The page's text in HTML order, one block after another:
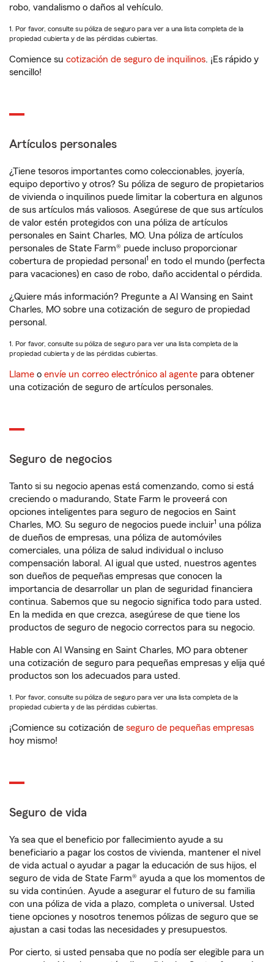
robo, vandalismo o daños al vehículo.
1. Por favor, consulte su póliza de seguro para ver a una lista completa de la
propiedad cubierta y de las pérdidas cubiertas.
Comience su cotización de seguro de inquilinos. ¡Es rápido y
sencillo!
Artículos personales
¿Tiene tesoros importantes como coleccionables, joyería,
equipo deportivo y otros? Su póliza de seguro de propietarios
de vivienda o inquilinos puede limitar la cobertura en algunos
de sus artículos más valiosos. Asegúrese de que sus artículos
de valor estén protegidos con una póliza de artículos
personales en Saint Charles, MO. Una póliza de artículos
personales de State Farm® puede incluso proporcionar
cobertura de propiedad personal 1 en todo el mundo (perfecta
para vacaciones) en caso de robo, daño accidental o pérdida.
¿Quiere más información? Pregunte a Al Wansing en Saint
Charles, MO sobre una cotización de seguro de propiedad
personal.
1. Por favor, consulte su póliza de seguro para ver una lista completa de la
propiedad cubierta y de las pérdidas cubiertas.
Llame o envíe un correo electrónico al agente para obtener
una cotización de seguro de artículos personales.
Seguro de negocios
Tanto si su negocio apenas está comenzando, como si está
creciendo o madurando, State Farm le proveerá con
opciones inteligentes para seguro de negocios en Saint
Charles, MO. Su seguro de negocios puede incluir1 una póliza
de dueños de empresas, una póliza de automóviles
comerciales, una póliza de salud individual o incluso
compensación laboral. Al igual que usted, nuestros agentes
son dueños de pequeñas empresas que conocen la
importancia de desarrollar un plan de seguridad financiera
continua. Sabemos que su negocio significa todo para usted.
En la medida en que crezca, asegúrese de que tiene los
productos de seguro de negocio correctos para su negocio.
Hable con Al Wansing en Saint Charles, MO para obtener
una cotización de seguro para pequeñas empresas y elija qué
productos son los adecuados para usted.
1. Por favor, consulte su póliza de seguro para ver una lista completa de la
propiedad cubierta y de las pérdidas cubiertas.
¡Comience su cotización de seguro de pequeñas empresas
hoy mismo!
Seguro de vida
Ya sea que el beneficio por fallecimiento ayude a su
beneficiario a pagar los costos de vivienda, mantener el nivel
de vida actual o ayudar a pagar la educación de sus hijos, el
seguro de vida de State Farm® ayuda a que los momentos de
su vida continúen. Ayude a asegurar el futuro de su familia
con una póliza de vida a plazo, completa o universal. Usted
tiene opciones y nosotros tenemos pólizas de seguro que se
ajustan a casi todas las necesidades y presupuestos.
Por cierto, si usted pensaba que no podía ser elegible para un